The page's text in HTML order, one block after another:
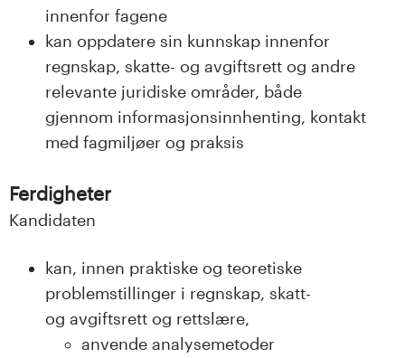
innenfor fagene
kan oppdatere sin kunnskap innenfor
regnskap, skatte- og avgiftsrett og andre
relevante juridiske områder, både
gjennom informasjonsinnhenting, kontakt
med fagmiljøer og praksis
Ferdigheter
Kandidaten
kan, innen praktiske og teoretiske
problemstillinger i regnskap, skatt-
og avgiftsrett og rettslære,
anvende analysemetoder